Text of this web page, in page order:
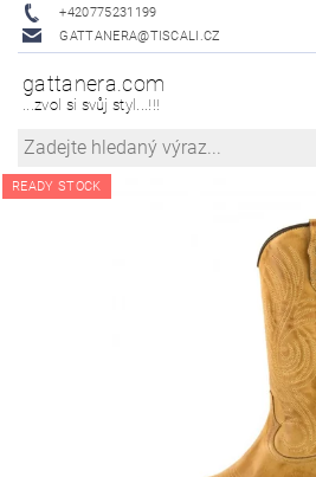
+420775231199
GATTANERA@TISCALI.CZ
gattanera.com
...zvol si svůj styl...!!!
READY STOCK